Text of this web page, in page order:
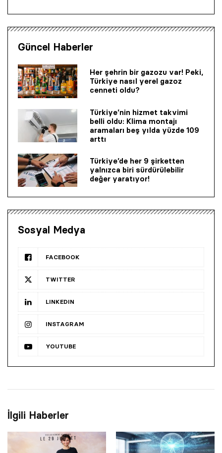
Güncel Haberler
Her şehrin bir gazozu var! Peki,
Türkiye nasıl yerel gazoz
cenneti oldu?
Türkiye’nin hizmet takvimi
belli oldu: Klima montajı
aramaları beş yılda yüzde 109
arttı
Türkiye’de her 9 şirketten
yalnızca biri sürdürülebilir
değer yaratıyor!
Sosyal Medya
FACEBOOK
TWITTER
LINKEDIN
INSTAGRAM
YOUTUBE
İlgili Haberler